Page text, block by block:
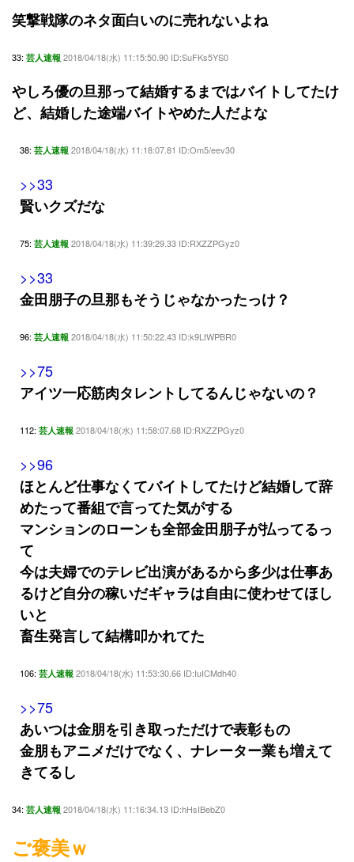
笑撃戦隊のネタ面白いのに売れないよね
33: 芸人速報 2018/04/18(水) 11:15:50.90 ID:SuFKs5YS0
やしろ優の旦那って結婚するまではバイトしてたけ
ど、結婚した途端バイトやめた人だよな
38: 芸人速報 2018/04/18(水) 11:18:07.81 ID:Om5/eev30
>>33
賢いクズだな
75: 芸人速報 2018/04/18(水) 11:39:29.33 ID:RXZZPGyz0
>>33
金田朋子の旦那もそうじゃなかったっけ？
96: 芸人速報 2018/04/18(水) 11:50:22.43 ID:k9LtWPBR0
>>75
アイツ一応筋肉タレントしてるんじゃないの？
112: 芸人速報 2018/04/18(水) 11:58:07.68 ID:RXZZPGyz0
>>96
ほとんど仕事なくてバイトしてたけど結婚して辞
めたって番組で言ってた気がする
マンションのローンも全部金田朋子が払ってるっ
て
今は夫婦でのテレビ出演があるから多少は仕事あ
るけど自分の稼いだギャラは自由に使わせてほし
いと
畜生発言して結構叩かれてた
106: 芸人速報 2018/04/18(水) 11:53:30.66 ID:IuICMdh40
>>75
あいつは金朋を引き取っただけで表彰もの
金朋もアニメだけでなく、ナレーター業も増えて
きてるし
34: 芸人速報 2018/04/18(水) 11:16:34.13 ID:hHsIBebZ0
ご褒美ｗ